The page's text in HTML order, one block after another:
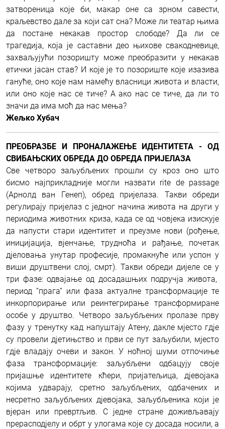
затвореница које би, макар оне са зрном савести,
краљевство дале за који сат сна? Може ли театар њима
да постане некакав простор слободе? Да ли се
трагедија, која је саставни део њихове свакодневице,
захваљујући позоришту може преобразити у некакав
етички јасан став? И које је то позориште које изазива
гануће, оно које нам намећу власници живота и власти,
или оно које нас се тиче? А ако нас се тиче, да ли то
значи да има моћ да нас мења?
Жељко Хубач
ПРЕОБРАЗБЕ И ПРОНАЛАЖЕЊЕ ИДЕНТИТЕТА - ОД
СВИБАЊСКИХ ОБРЕДА ДО ОБРЕДА ПРИЈЕЛАЗА
Све четворо заљубљених прошли су кроз оно што
бисмо најприкладније могли назвати rite de passage
(Арнолд ван Генеп), обред пријелаза. Такви обреди
регулирају пријелаз с једног начина живота на други у
периодима животних криза, када се од човјека изискује
да напусти стари идентитет и преузме нови (рођење,
иницијација, вјенчање, трудноћа и рађање, почетак
дјеловања унутар професије, промакнуће или успон у
виши друштвени слој, смрт). Такви обреди дијеле се у
три фазе: одвајање од досадашњих подручја живота,
период ’’прага’’ или фаза актуалне трансформације те
инкорпорирање или реинтегрирање трансформиране
особе у друштво. Четворо заљубљених пролазе прву
фазу у тренутку кад напуштају Атену, дакле мјесто гдје
су провели дјетињство и први се пут заљубили, мјесто
гдје владају очеви и закон. У ноћној шуми отпочиње
фаза трансформације: заљубљени одбацују своје
пријашње идентитете кћери, пријатељица, дјевојака
којима удварају, сретно заљубљених, одбачених и
несретно заљубљених дјевојака, заљубљеника који је
вјеран или превртљив. С једне стране доживљавају
прерасподјелу и обрт у улогама које су досада носили, а